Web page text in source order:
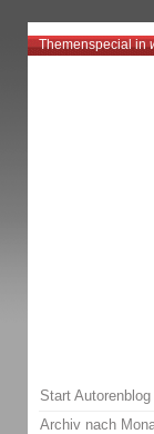
Themenspecial in
Start Autorenblog
Archiv nach